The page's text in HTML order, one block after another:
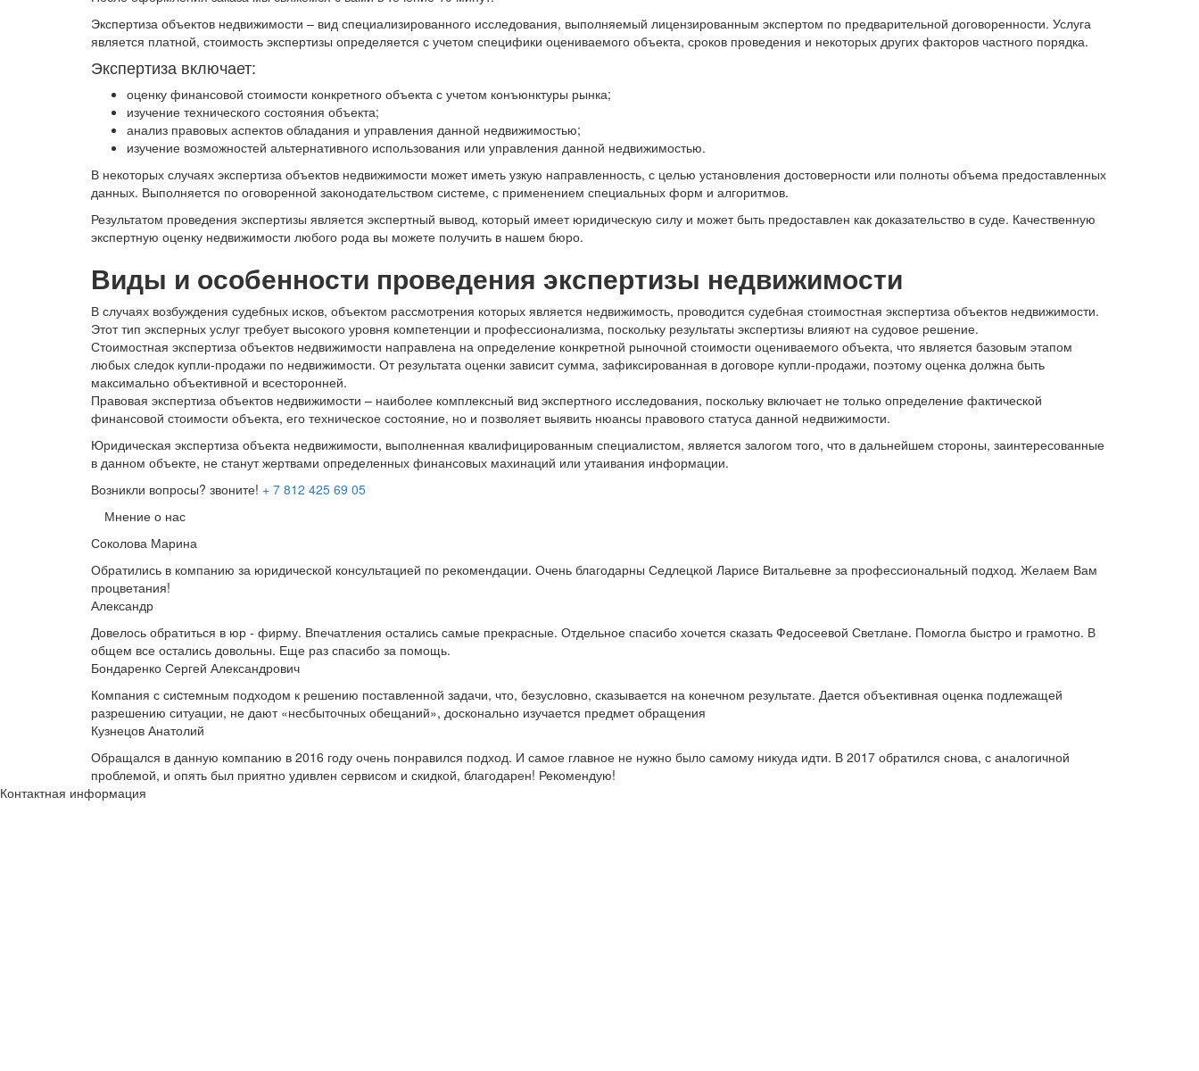
Экспертиза объектов недвижимости – вид специализированного исследования, выполняемый лицензированным экспертом по предварительной договоренности. Услуга
является платной, стоимость экспертизы определяется с учетом специфики оцениваемого объекта, сроков проведения и некоторых других факторов частного порядка.
Экспертиза включает:
оценку финансовой стоимости конкретного объекта с учетом конъюнктуры рынка;
изучение технического состояния объекта;
анализ правовых аспектов обладания и управления данной недвижимостью;
изучение возможностей альтернативного использования или управления данной недвижимостью.
В некоторых случаях экспертиза объектов недвижимости может иметь узкую направленность, с целью установления достоверности или полноты объема предоставленных
данных. Выполняется по оговоренной законодательством системе, с применением специальных форм и алгоритмов.
Результатом проведения экспертизы является экспертный вывод, который имеет юридическую силу и может быть предоставлен как доказательство в суде. Качественную
экспертную оценку недвижимости любого рода вы можете получить в нашем бюро.
Виды и особенности проведения экспертизы недвижимости
В случаях возбуждения судебных исков, объектом рассмотрения которых является недвижимость, проводится судебная стоимостная экспертиза объектов недвижимости.
Этот тип эксперных услуг требует высокого уровня компетенции и профессионализма, поскольку результаты экспертизы влияют на судовое решение.
Стоимостная экспертиза объектов недвижимости направлена на определение конкретной рыночной стоимости оцениваемого объекта, что является базовым этапом
любых следок купли-продажи по недвижимости. От результата оценки зависит сумма, зафиксированная в договоре купли-продажи, поэтому оценка должна быть
максимально объективной и всесторонней.
Правовая экспертиза объектов недвижимости – наиболее комплексный вид экспертного исследования, поскольку включает не только определение фактической
финансовой стоимости объекта, его техническое состояние, но и позволяет выявить нюансы правового статуса данной недвижимости.
Юридическая экспертиза объекта недвижимости, выполненная квалифицированным специалистом, является залогом того, что в дальнейшем стороны, заинтересованные
в данном объекте, не станут жертвами определенных финансовых махинаций или утаивания информации.
Возникли вопросы? звоните! + 7 812 425 69 05
Мнение о нас
Соколова Марина
Обратились в компанию за юридической консультацией по рекомендации. Очень благодарны Седлецкой Ларисе Витальевне за профессиональный подход. Желаем Вам
процветания!
Александр
Довелось обратиться в юр - фирму. Впечатления остались самые прекрасные. Отдельное спасибо хочется сказать Федосеевой Светлане. Помогла быстро и грамотно. В
общем все остались довольны. Еще раз спасибо за помощь.
Бондаренко Сергей Александрович
Компания с сиcтемным подходом к решению поставленной задачи, что, безусловно, сказывается на конечном результате. Дается объективная оценка подлежащей
разрешению ситуации, не дают «несбыточных обещаний», досконально изучается предмет обращения
Кузнецов Анатолий
Обращался в данную компанию в 2016 году очень понравился подход. И самое главное не нужно было самому никуда идти. В 2017 обратился снова, с аналогичной
проблемой, и опять был приятно удивлен сервисом и скидкой, благодарен! Рекомендую!
Контактная информация